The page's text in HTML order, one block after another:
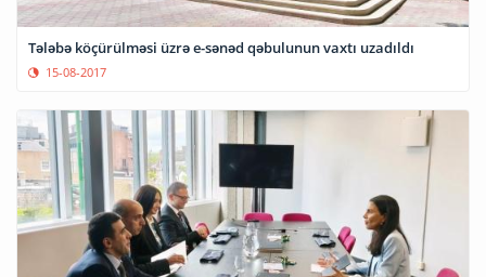
Tələbə köçürülməsi üzrə e-sənəd qəbulunun vaxtı uzadıldı
15-08-2017